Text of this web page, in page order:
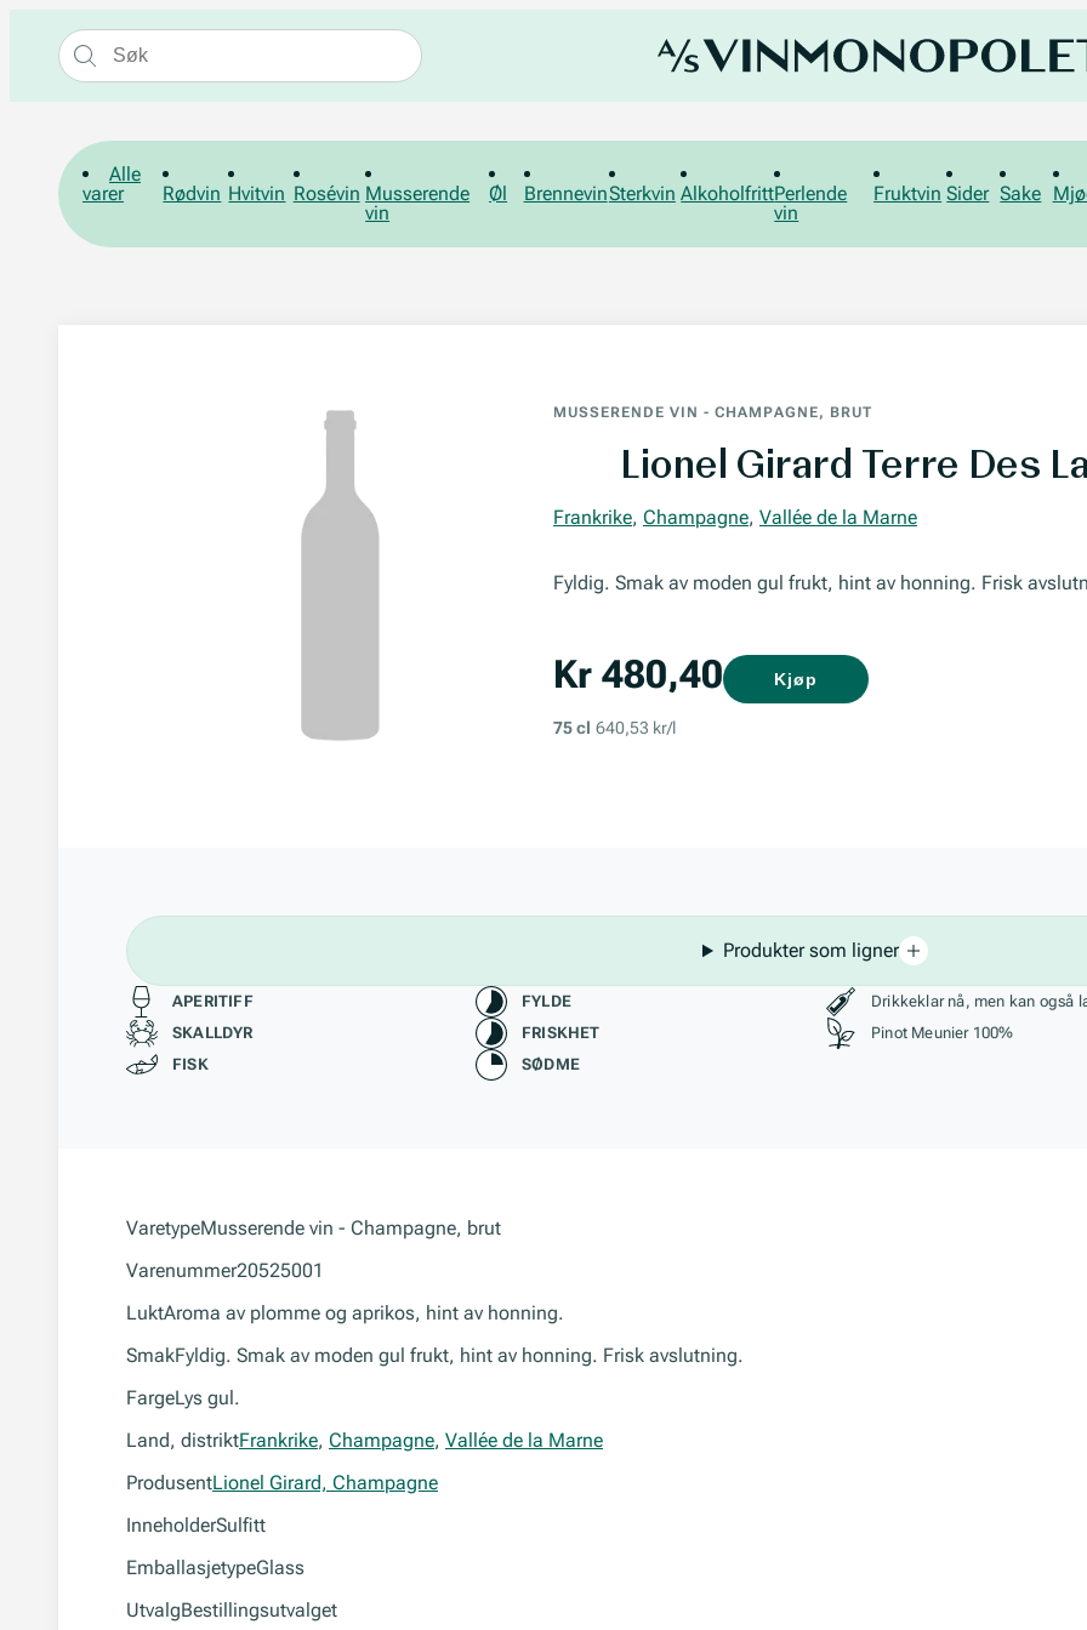
Alle
varer
Rødvin Hvitvin Rosévin Musserende
vin
Øl BrennevinSterkvin AlkoholfrittPerlende
vin
Fruktvin Sider Sake
MUSSERENDE VIN - CHAMPAGNE, BRUT
Lionel Girard Terre Des
Frankrike, Champagne, Vallée de la Marne
Fyldig. Smak av moden gul frukt, hint av honning. Frisk
Kr 480,40
75 cl 640,53 kr/l
Kjøp
Produkter som ligner
Passer til
APERITIFF
SKALLDYR
FISK
Karakteristikk
FYLDE
FRISKHET
SØDME
Stil, lagring og
Drikkeklar nå, men kan også
Pinot Meunier 100%
VaretypeMusserende vin - Champagne, brut
Varenummer20525001
LuktAroma av plomme og aprikos, hint av honning.
SmakFyldig. Smak av moden gul frukt, hint av honning. Frisk avslutning.
FargeLys gul.
Land, distriktFrankrike, Champagne, Vallée de la Marne
ProdusentLionel Girard, Champagne
InneholderSulfitt
EmballasjetypeGlass
UtvalgBestillingsutvalget